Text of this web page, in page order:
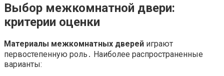
Выбор межкомнатной двери:
критерии оценки
Материалы межкомнатных дверей играют
первостепенную роль․ Наиболее распространенные
варианты: